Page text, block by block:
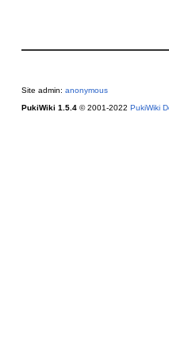
Site admin: anonymous
PukiWiki 1.5.4© 2001-2022 PukiWiki